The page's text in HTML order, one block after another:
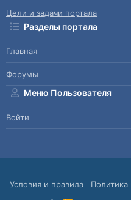
Цели и задачи портала
Разделы портала
Главная
Форумы
Меню Пользователя
Войти
Условия и правила